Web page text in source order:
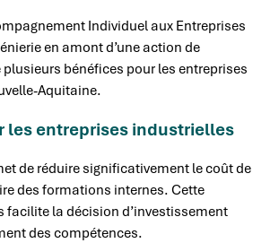
Individuel aux Entreprises
en amont d’une action de
bénéfices pour les entreprises
Aquitaine.
les entreprises industrielles
de réduire significativement le coût de
des formations internes. Cette
facilite la décision d’investissement
des compétences.